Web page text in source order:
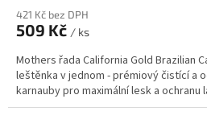
421 Kč bez DPH
509 Kč / ks
Mothers řada California Gold Brazilian
leštěnka v jednom - prémiový čistící a
karnauby pro maximální lesk a ochranu